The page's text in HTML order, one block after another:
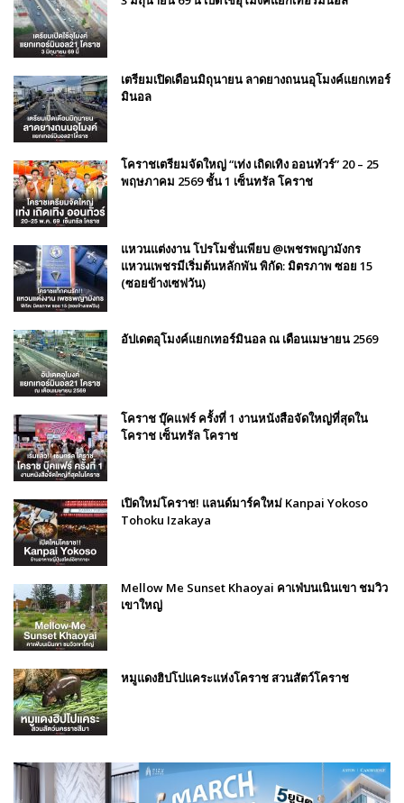
เตรียมเปิดเดือนมิถุนายน ลาดยางถนนอุโมงค์แยกเทอร์
มินอล
โคราชเตรียมจัดใหญ่ “เท่ง เถิดเทิง ออนทัวร์” 20 – 25
พฤษภาคม 2569 ชั้น 1 เซ็นทรัล โคราช
แหวนแต่งงาน โปรโมชั่นเพียบ @เพชรพญามังกร
แหวนเพชรมีเริ่มต้นหลักพัน พิกัด: มิตรภาพ ซอย 15
(ซอยข้างเซฟวัน)
อัปเดตอุโมงค์แยกเทอร์มินอล ณ เดือนเมษายน 2569
โคราช บุ๊คแฟร์​ ครั้งที่​ 1 งานหนังสือจัดใหญ่ที่สุดใน
โคราช เซ็นทรัล โคราช
เปิดใหม่โคราช! แลนด์มาร์คใหม่ Kanpai Yokoso
Tohoku Izakaya
Mellow Me Sunset Khaoyai คาเฟ่บนเนินเขา ชมวิว
เขาใหญ่
หมูแดงฮิปโปแคระแห่งโคราช สวนสัตว์โคราช